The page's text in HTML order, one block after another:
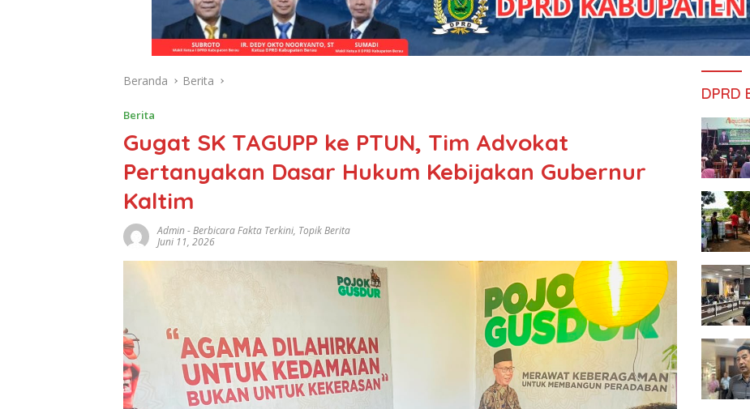
Beranda Berita
Berita
Gugat SK TAGUPP ke PTUN, Tim Advokat
Pertanyakan Dasar Hukum Kebijakan Gubernur
Kaltim
Admin-Berbicara Fakta Terkini, Topik Berita
Juni 11, 2026
DPRD